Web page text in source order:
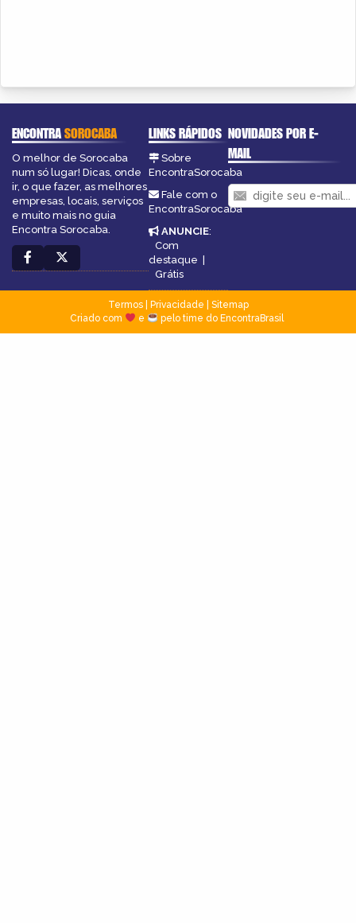
ENCONTRASOROCABA
O melhor de Sorocaba
num só lugar! Dicas, onde
ir, o que fazer, as melhores
empresas, locais, serviços
e muito mais no guia
Encontra Sorocaba.
LINKS RÁPIDOS
Sobre
EncontraSorocaba
Fale com o
EncontraSorocaba
ANUNCIE:
Com
destaque |
Grátis
NOVIDADES POR E-
MAIL
Termos| Privacidade
Sitemap
Criado com
e pelo time do EncontraBrasil